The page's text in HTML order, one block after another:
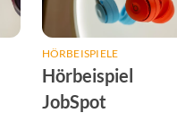
HÖRBEISPIELE
Hörbeispiel
JobSpot